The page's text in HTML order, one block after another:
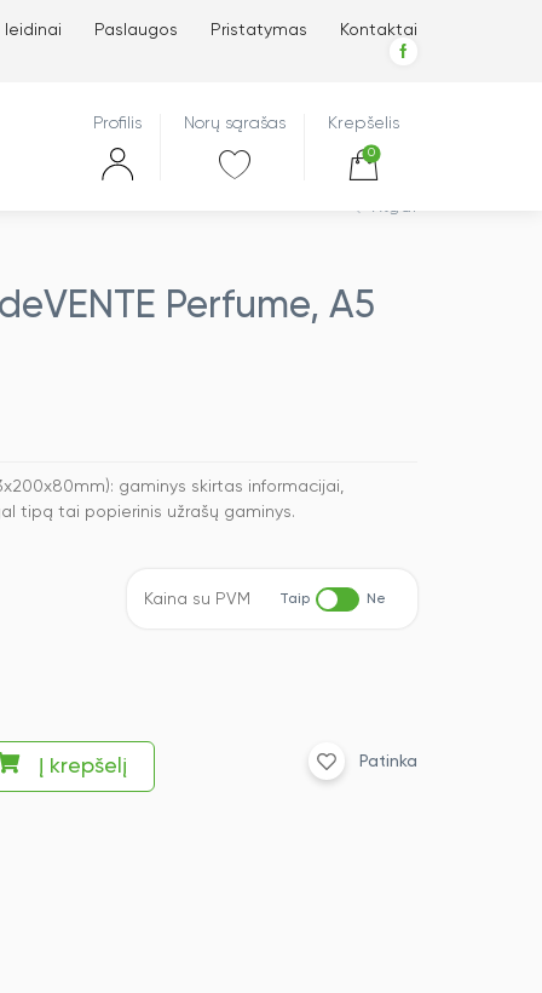
leidinai Paslaugos Pristatymas Kontaktai
Profilis Norų sąrašas Krepšelis
0
Atgal
Perfume, A5
gaminys skirtas informacijai,
tipą tai popierinis užrašų gaminys.
Kaina su PVM Taip Ne
Į krepšelį Patinka